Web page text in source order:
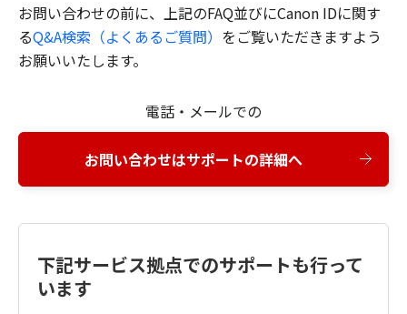
お問い合わせの前に、上記のFAQ並びにCanon IDに関す
るQ&A検索（よくあるご質問） をご覧いただきますよう
お願いいたします。
電話・メールでの
お問い合わせはサポートの詳細へ
下記サービス拠点でのサポートも行って
います